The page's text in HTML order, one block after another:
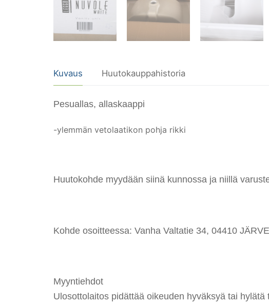
Kuvaus Huutokauppahistoria
Pesuallas, allaskaappi
-ylemmän vetolaatikon pohja rikki
Huutokohde myydään siinä kunnossa ja niillä
Kohde osoitteessa: Vanha Valtatie 34, 04410
Myyntiehdot
Ulosottolaitos pidättää oikeuden hyväksyä tai